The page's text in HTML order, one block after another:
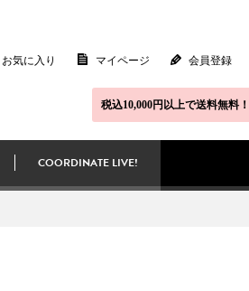
お気に入り マイページ 会員登録
税込10,000円以上で送料無料！
COORDINATE LIVE!